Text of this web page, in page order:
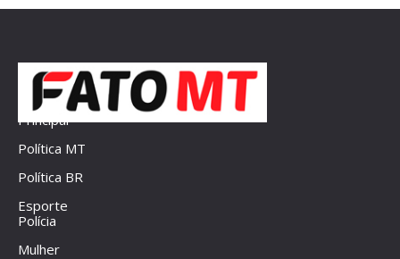
Principal
Política MT
Política BR
Esporte
Polícia
Mulher